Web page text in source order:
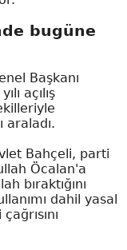
bugüne
Başkanı
açılış
araladı.
Bahçeli, parti
Öcalan'a
bıraktığını
dahil yasal